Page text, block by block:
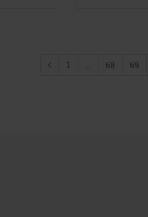
1 ... 68 69